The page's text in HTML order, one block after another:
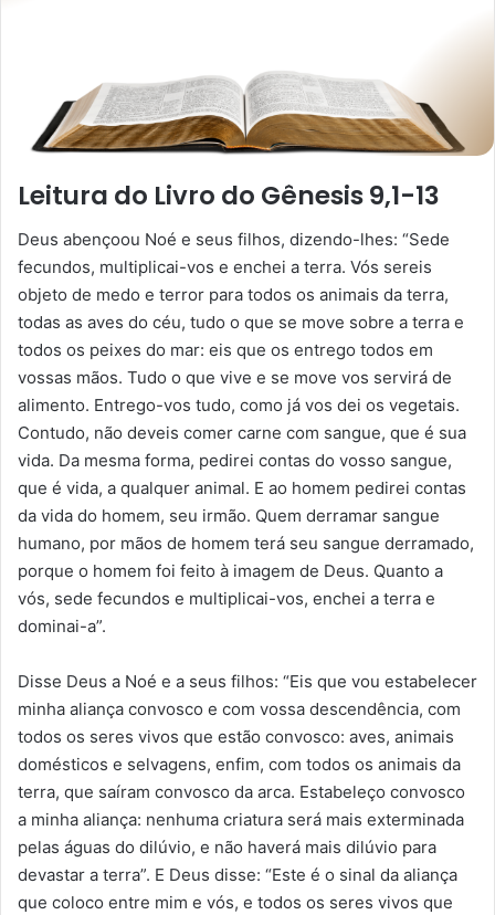
Leitura do Livro do Gênesis 9,1-13
Deus abençoou Noé e seus filhos, dizendo-lhes: “Sede
fecundos, multiplicai-vos e enchei a terra. Vós sereis
objeto de medo e terror para todos os animais da terra,
todas as aves do céu, tudo o que se move sobre a terra e
todos os peixes do mar: eis que os entrego todos em
vossas mãos. Tudo o que vive e se move vos servirá de
alimento. Entrego-vos tudo, como já vos dei os vegetais.
Contudo, não deveis comer carne com sangue, que é sua
vida. Da mesma forma, pedirei contas do vosso sangue,
que é vida, a qualquer animal. E ao homem pedirei contas
da vida do homem, seu irmão. Quem derramar sangue
humano, por mãos de homem terá seu sangue derramado,
porque o homem foi feito à imagem de Deus. Quanto a
vós, sede fecundos e multiplicai-vos, enchei a terra e
dominai-a”.
Disse Deus a Noé e a seus filhos: “Eis que vou estabelecer
minha aliança convosco e com vossa descendência, com
todos os seres vivos que estão convosco: aves, animais
domésticos e selvagens, enfim, com todos os animais da
terra, que saíram convosco da arca. Estabeleço convosco
a minha aliança: nenhuma criatura será mais exterminada
pelas águas do dilúvio, e não haverá mais dilúvio para
devastar a terra”. E Deus disse: “Este é o sinal da aliança
que coloco entre mim e vós, e todos os seres vivos que